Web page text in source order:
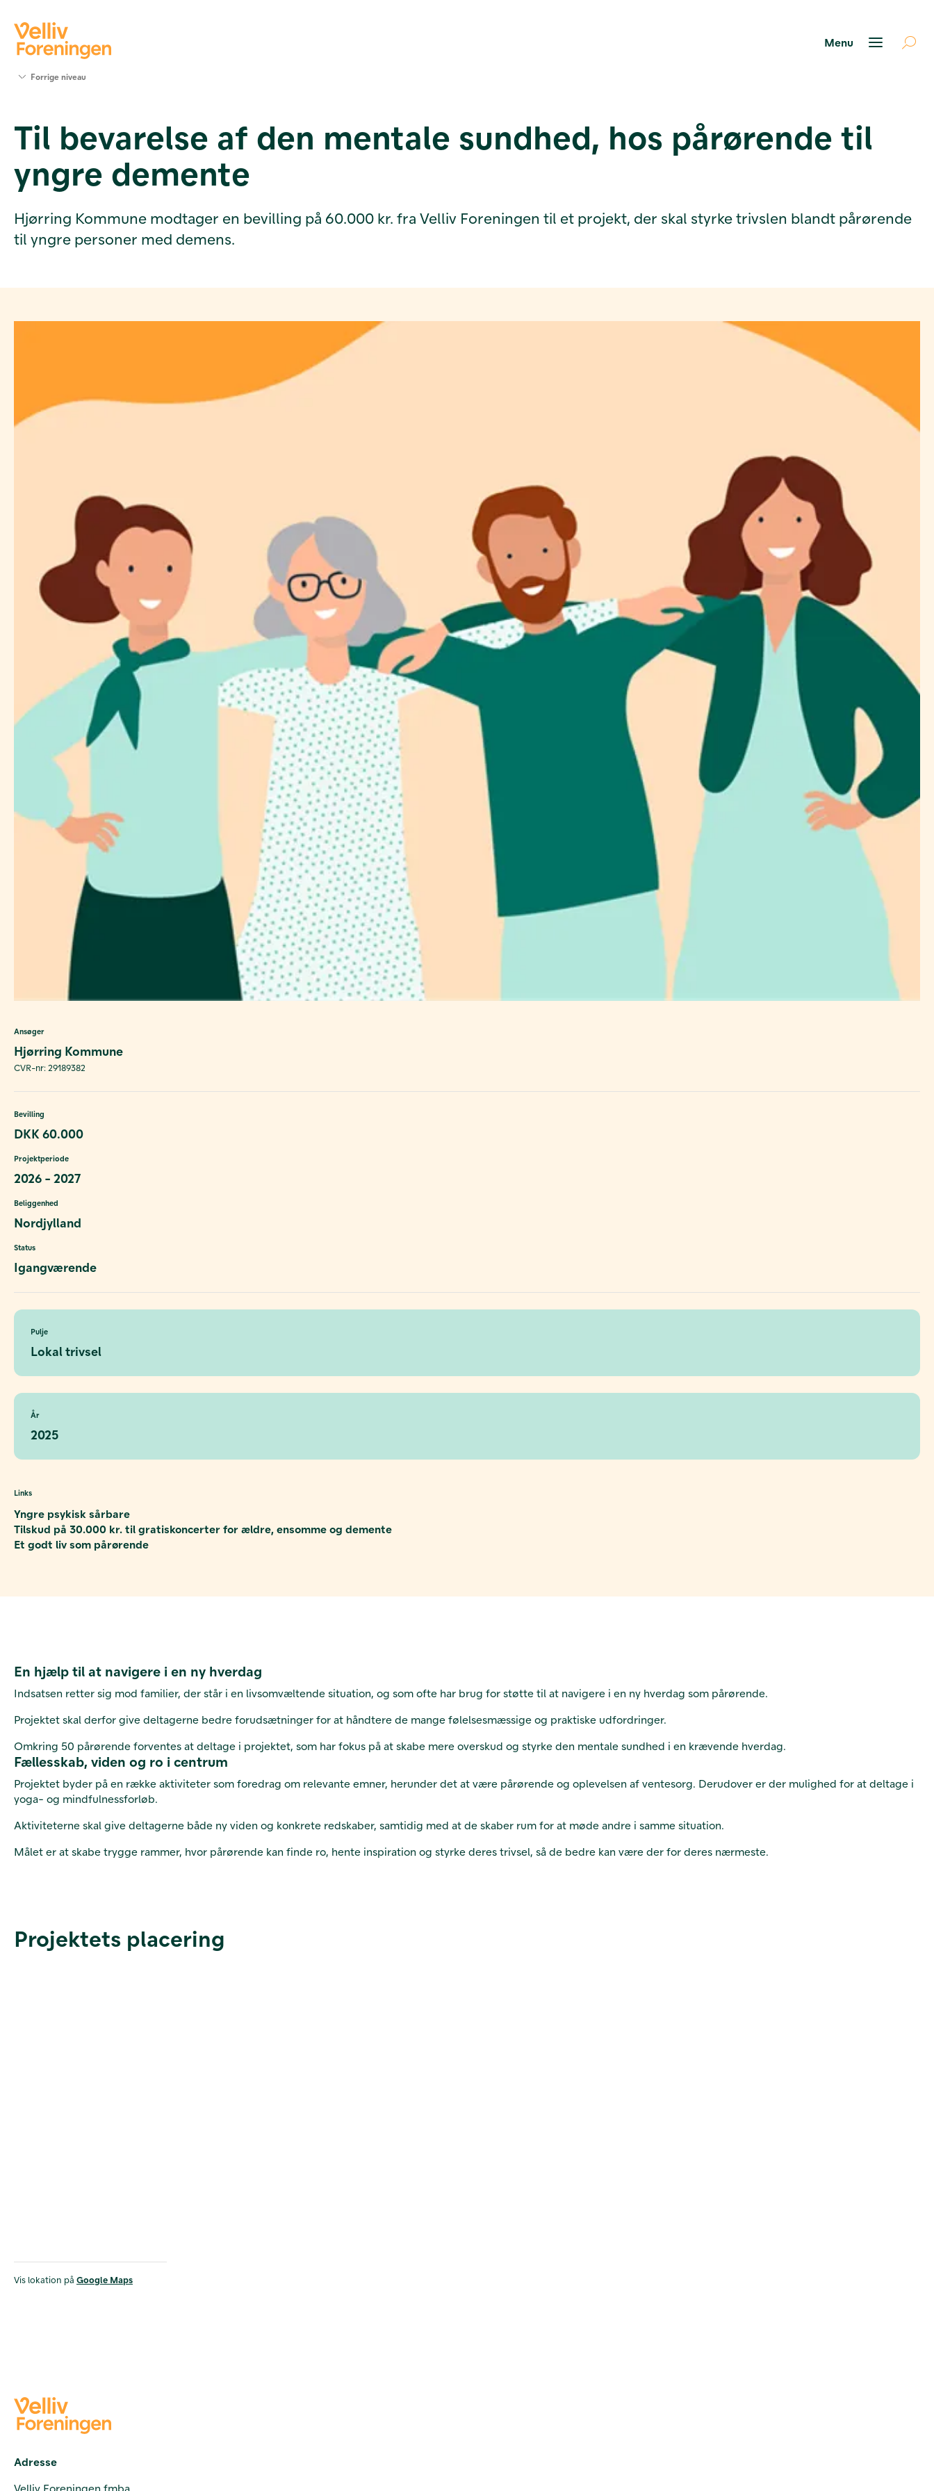
Værktøjer
og viden
Foreningen
Kontakt
Forrige niveau
Til bevarelse af den mentale sundhed, hos pårørende til
yngre demente
Hjørring Kommune modtager en bevilling på 60.000 kr. fra Velliv Foreningen til et projekt, der skal styrke trivslen blandt pårørende
til yngre personer med demens.
Ansøger
Hjørring Kommune
CVR-nr: 29189382
Bevilling
DKK 60.000
Projektperiode
2026 - 2027
Beliggenhed
Nordjylland
Status
Igangværende
Pulje
Lokal trivsel
År
2025
Links
Yngre psykisk sårbare
Tilskud på 30.000 kr. til gratiskoncerter for ældre, ensomme og demente
Et godt liv som pårørende
En hjælp til at navigere i en ny hverdag
Indsatsen retter sig mod familier, der står i en livsomvæltende situation, og som ofte har brug for støtte til at navigere i en ny hverdag som pårørende.
Projektet skal derfor give deltagerne bedre forudsætninger for at håndtere de mange følelsesmæssige og praktiske udfordringer.
Omkring 50 pårørende forventes at deltage i projektet, som har fokus på at skabe mere overskud og styrke den mentale sundhed i en krævende hverdag.
Fællesskab, viden og ro i centrum
Projektet byder på en række aktiviteter som foredrag om relevante emner, herunder det at være pårørende og oplevelsen af ventesorg. Derudover er der mulighed for at deltage i
yoga- og mindfulnessforløb.
Aktiviteterne skal give deltagerne både ny viden og konkrete redskaber, samtidig med at de skaber rum for at møde andre i samme situation.
Målet er at skabe trygge rammer, hvor pårørende kan finde ro, hente inspiration og styrke deres trivsel, så de bedre kan være der for deres nærmeste.
Projektets placering
Vis lokation på Google Maps
Adresse
Velliv Foreningen fmba